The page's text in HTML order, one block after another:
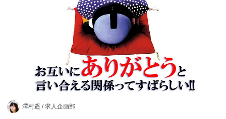
澤村遥 /求人企画部